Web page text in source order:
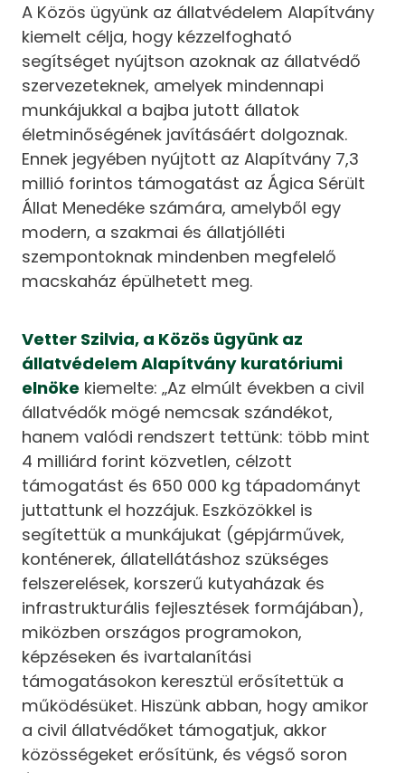
A Közös ügyünk az állatvédelem Alapítvány
kiemelt célja, hogy kézzelfogható
segítséget nyújtson azoknak az állatvédő
szervezeteknek, amelyek mindennapi
munkájukkal a bajba jutott állatok
életminőségének javításáért dolgoznak.
Ennek jegyében nyújtott az Alapítvány 7,3
millió forintos támogatást az Ágica Sérült
Állat Menedéke számára, amelyből egy
modern, a szakmai és állatjólléti
szempontoknak mindenben megfelelő
macskaház épülhetett meg.
Vetter Szilvia, a Közös ügyünk az
állatvédelem Alapítvány kuratóriumi
elnöke kiemelte: „Az elmúlt években a civil
állatvédők mögé nemcsak szándékot,
hanem valódi rendszert tettünk: több mint
4 milliárd forint közvetlen, célzott
támogatást és 650 000 kg tápadományt
juttattunk el hozzájuk. Eszközökkel is
segítettük a munkájukat (gépjárművek,
konténerek, állatellátáshoz szükséges
felszerelések, korszerű kutyaházak és
infrastrukturális fejlesztések formájában),
miközben országos programokon,
képzéseken és ivartalanítási
támogatásokon keresztül erősítettük a
működésüket. Hiszünk abban, hogy amikor
a civil állatvédőket támogatjuk, akkor
közösségeket erősítünk, és végső soron